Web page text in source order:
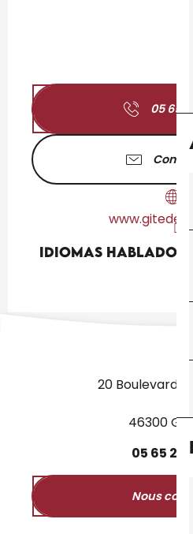
05 65
Idiomas hablados
Idiomas hablados
20 Boulevard
46300
05 65 27
Nous